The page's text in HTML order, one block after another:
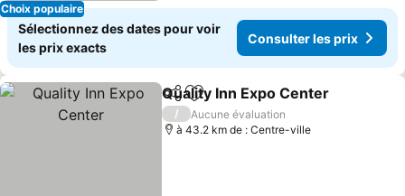
Choix populaire
Sélectionnez des dates pour voir
les prix exacts
Consulter les prix
PartagerAjouter à mes favoris
Quality Inn Expo Center
/
Aucune évaluation
à 43.2 km de : Centre-ville